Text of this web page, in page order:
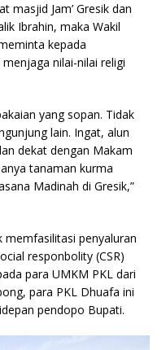
masjid Jam’ Gresik dan
Ibrahin, maka Wakil
kepada
nilai-nilai religi
yang sopan. Tidak
lain. Ingat, alun
dekat dengan Makam
tanaman kurma
Madinah di Gresik,”
memfasilitasi penyaluran
responbolity (CSR)
para UMKM PKL dari
para PKL Dhuafa ini
pendopo Bupati.